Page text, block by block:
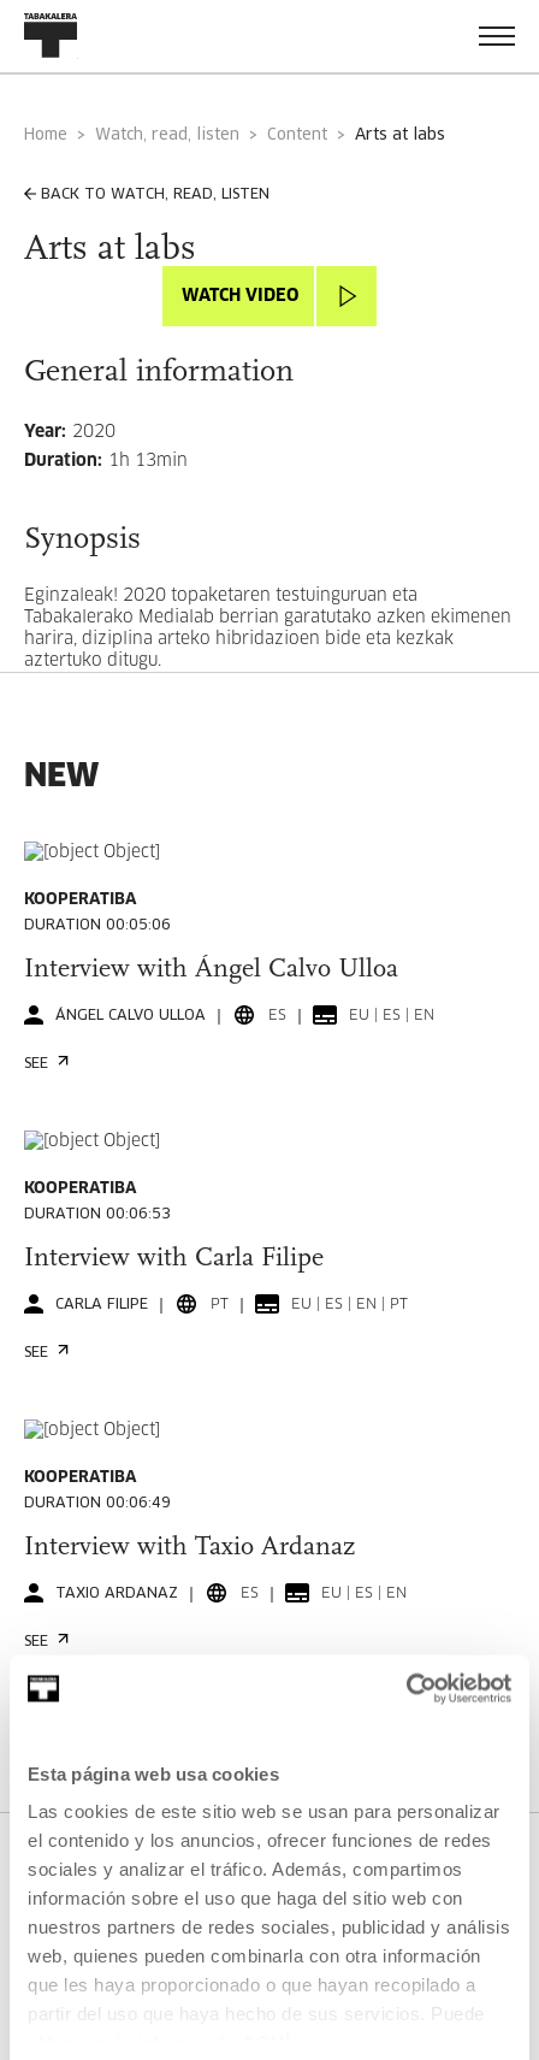
Esta página web usa cookies
Las cookies de este sitio web se usan para personalizar
el contenido y los anuncios, ofrecer funciones de redes
sociales y analizar el tráfico. Además, compartimos
información sobre el uso que haga del sitio web con
nuestros partners de redes sociales, publicidad y análisis
web, quienes pueden combinarla con otra información
que les haya proporcionado o que hayan recopilado a
partir del uso que haya hecho de sus servicios. Puede
Home Watch, read, listen Content arts at labs
BACK TO WATCH, READ, LISTEN
Arts at labs
WATCH VIDEO
General information
Year: 2020
Duration: 1h 13min
Synopsis
Eginzaleak! 2020 topaketaren testuinguruan eta
Tabakalerako Medialab berrian garatutako azken ekimenen
harira, diziplina arteko hibridazioen bide eta kezkak
aztertuko ditugu.
NEW
KOOPERATIBA
DURATION 00:05:06
Interview with Ángel Calvo Ulloa
ÁNGEL CALVO ULLOA ES EU | ES | EN
SEE
KOOPERATIBA
DURATION 00:06:53
Interview with Carla Filipe
CARLA FILIPE PT EU | ES | EN | PT
SEE
KOOPERATIBA
DURATION 00:06:49
Interview with Taxio Ardanaz
TAXIO ARDANAZ ES EU | ES | EN
SEE
NEXT LIVE STREAMS
We do not have any new streams scheduled